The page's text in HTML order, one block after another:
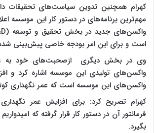
کهرام همچنین تدوین سیاست‌های تحقیقات
مهم‌ترین برنامه‌های در دستور کار این موسسه
است و برای این امر بودجه خاصی پیش‌بینی
وی در بخش دیگری ازصحبت‌های خود به
واکسن‌های تولیدی این موسسه اشاره کرد و
واکسن‌های این موسسه است که عمر نگهداری
کهرام تصریح کرد: برای افزایش عمر
فرمانتور آن در دستور کار قرار گرفته که
بگیرد.